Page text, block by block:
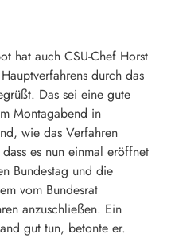
hat auch CSU-Chef Horst
durch das
Das sei eine gute
Montagabend in
wie das Verfahren
es nun einmal eröffnet
Bundestag und die
vom Bundesrat
anzuschließen. Ein
gut tun, betonte er.